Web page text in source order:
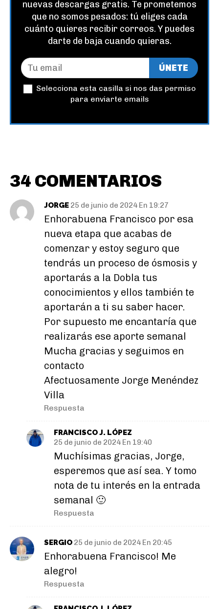
nuevas descargas gratis. Te prometemos
que no somos pesados: tú eliges cada
cuánto quieres recibir correos. Y puedes
darte de baja cuando quieras.
ÚNETE
Selecciona esta casilla si nos das permiso
para enviarte emails
34 COMENTARIOS
JORGE 25 de junio de 2024 En 19:27
Enhorabuena Francisco por esa
nueva etapa que acabas de
comenzar y estoy seguro que
tendrás un proceso de ósmosis y
aportarás a la Dobla tus
conocimientos y ellos también te
aportarán a ti su saber hacer.
Por supuesto me encantaría que
realizarás ese aporte semanal
Mucha gracias y seguimos en
contacto
Afectuosamente Jorge Menéndez
Villa
Respuesta
FRANCISCO J. LÓPEZ
25 de junio de 2024 En 19:40
Muchísimas gracias, Jorge,
esperemos que así sea. Y tomo
nota de tu interés en la entrada
semanal 🙂
Respuesta
SERGIO 25 de junio de 2024 En 20:45
Enhorabuena Francisco! Me
alegro!
Respuesta